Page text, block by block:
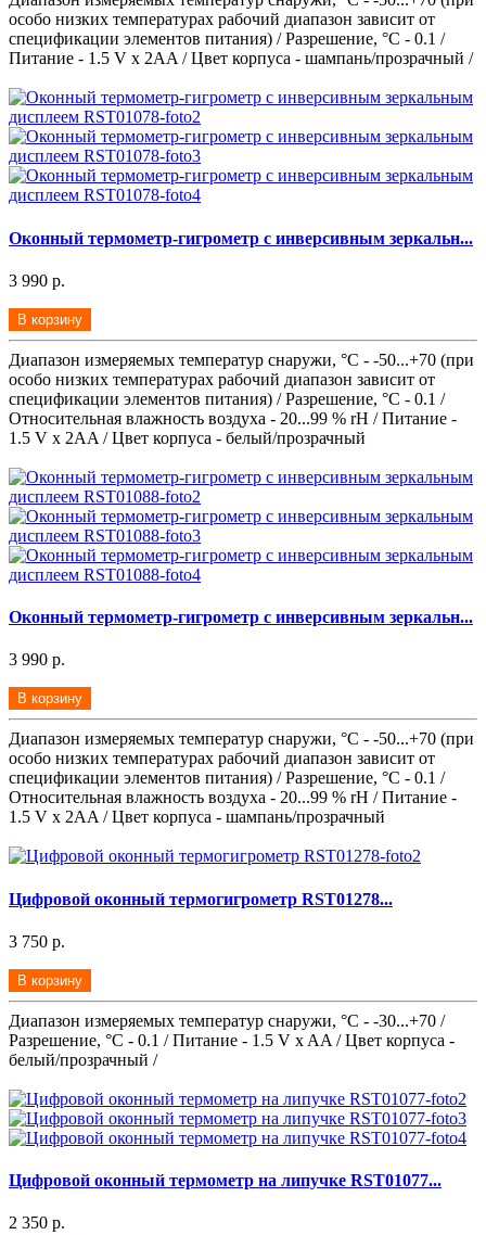
особо низких температурах рабочий диапазон зависит от
спецификации элементов питания) / Разрешение, °С - 0.1 /
Питание - 1.5 V x 2AA / Цвет корпуса - шампань/прозрачный /
Оконный термометр-гигрометр с инверсивным зеркальн...
3 990 р.
В корзину
Диапазон измеряемых температур снаружи, °С - -50...+70 (при
особо низких температурах рабочий диапазон зависит от
спецификации элементов питания) / Разрешение, °С - 0.1 /
Относительная влажность воздуха - 20...99 % rH / Питание -
1.5 V x 2AA / Цвет корпуса - белый/прозрачный
Оконный термометр-гигрометр с инверсивным зеркальн...
3 990 р.
В корзину
Диапазон измеряемых температур снаружи, °С - -50...+70 (при
особо низких температурах рабочий диапазон зависит от
спецификации элементов питания) / Разрешение, °С - 0.1 /
Относительная влажность воздуха - 20...99 % rH / Питание -
1.5 V x 2AA / Цвет корпуса - шампань/прозрачный
Цифровой оконный термогигрометр RST01278...
3 750 р.
В корзину
Диапазон измеряемых температур снаружи, °С - -30...+70 /
Разрешение, °С - 0.1 / Питание - 1.5 V x AA / Цвет корпуса -
белый/прозрачный /
Цифровой оконный термометр на липучке RST01077...
2 350 р.